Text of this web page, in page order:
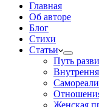
Главная
Об авторе
Блог
Стихи
Статьи
Путь
Женская